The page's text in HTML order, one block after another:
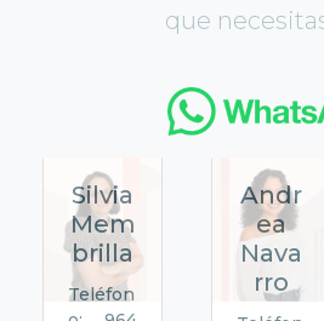
que
Silvia
Mem
brilla
Teléfon
Andr
ea
Nava
rro